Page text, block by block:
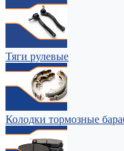
Тяги рулевые
Колодки тормозные